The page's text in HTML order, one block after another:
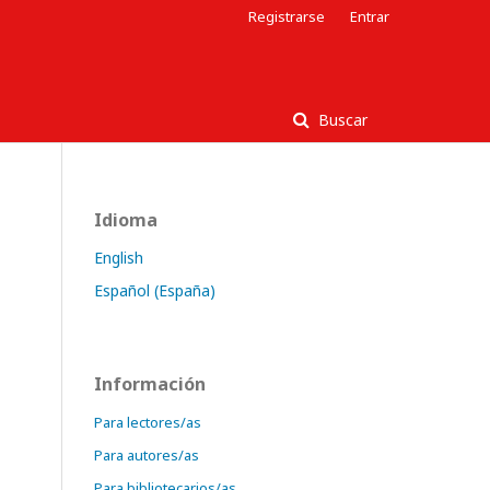
Buscar
Registrarse Entrar
Idioma
English
Español (España)
Información
Para lectores/as
Para autores/as